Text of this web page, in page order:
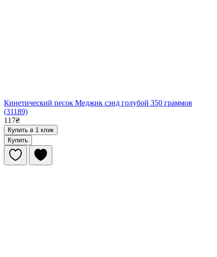
Кинетический песок Меджик сэнд голубой 350 граммов
(31189)
117₴
Купить в 1 клик
Купить